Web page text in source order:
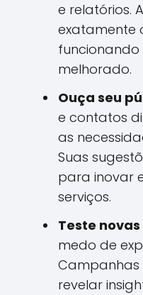
e relatórios.
exatamente
funcionando
melhorado.
Ouça seu
e contatos
as
Suas
para inovar
serviços.
Teste
medo de
revelar